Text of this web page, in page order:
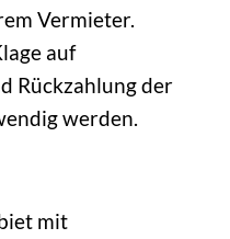
Vermieter.
auf
Rückzahlung der
werden.
mit